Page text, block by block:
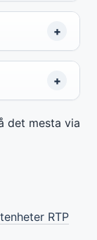
det mesta via
RTP